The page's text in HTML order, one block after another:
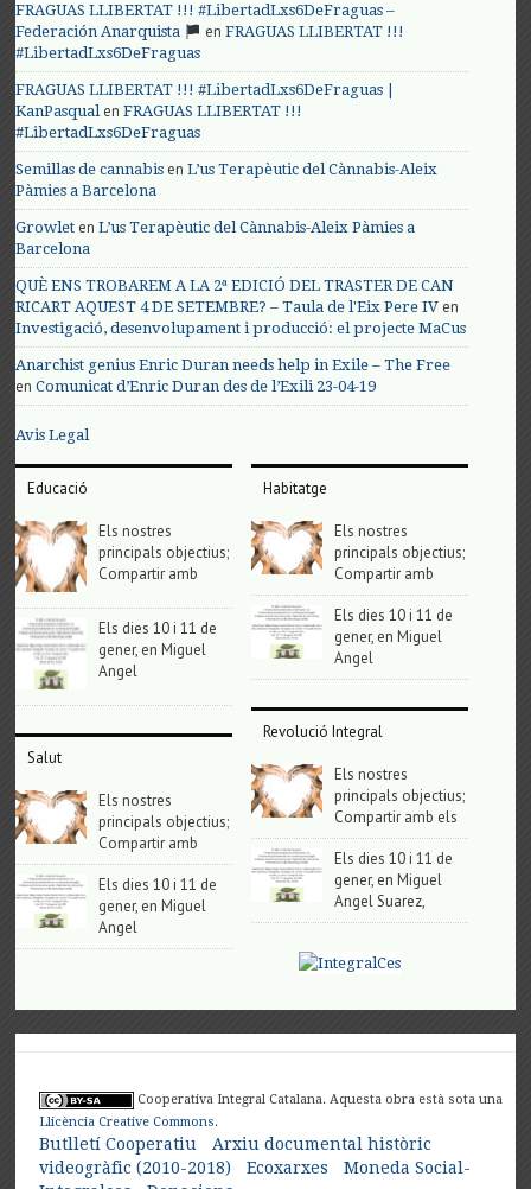
FRAGUAS LLIBERTAT !!! #LibertadLxs6DeFraguas –
Federación Anarquista
enFRAGUAS LLIBERTAT !!!
#LibertadLxs6DeFraguas
FRAGUAS LLIBERTAT !!! #LibertadLxs6DeFraguas |
KanPasqualenFRAGUAS LLIBERTAT !!!
#LibertadLxs6DeFraguas
Semillas de cannabis enL’us Terapèutic del Cànnabis-Aleix
Pàmies a Barcelona
Growlet enL’us Terapèutic del Cànnabis-Aleix Pàmies a
Barcelona
QUÈ ENS TROBAREM A LA 2ª EDICIÓ DEL TRASTER DE CAN
RICART AQUEST 4 DE SETEMBRE? – Taula de l'Eix Pere IV en
Investigació, desenvolupament i producció: el projecte MaCus
Anarchist genius Enric Duran needs help in Exile – The Free
enComunicat d’Enric Duran des de l’Exili 23-04-19
Avis Legal
Educació
Els nostres
principals objectius;
Compartir amb
Els dies 10 i 11 de
gener, en Miguel
Angel
Salut
Els nostres
principals objectius;
Compartir amb
Els dies 10 i 11 de
gener, en Miguel
Angel
Habitatge
Els nostres
principals objectius;
Compartir amb
Els dies 10 i 11 de
gener, en Miguel
Angel
Revolució Integral
Els nostres
principals objectius;
Compartir amb els
Els dies 10 i 11 de
gener, en Miguel
Angel Suarez,
Cooperativa Integral Catalana. Aquesta obra està sota una
Llicència Creative Commons.
Butlletí Cooperatiu
Arxiu documental històric
videogràfic (2010-2018)
Ecoxarxes
Moneda Social-